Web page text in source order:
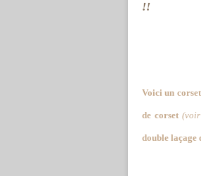
!!
Voici un
de corset
double laçage